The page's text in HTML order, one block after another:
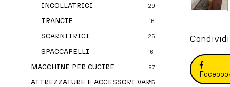
INCOLLATRICI 29
TRANCIE 16
SCARNITRICI 26
SPACCAPELLI 6
MACCHINE PER CUCIRE 97
ATTREZZATURE E ACCESSORI VARI
26